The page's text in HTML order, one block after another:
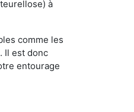
à
comme les
Il est donc
entourage